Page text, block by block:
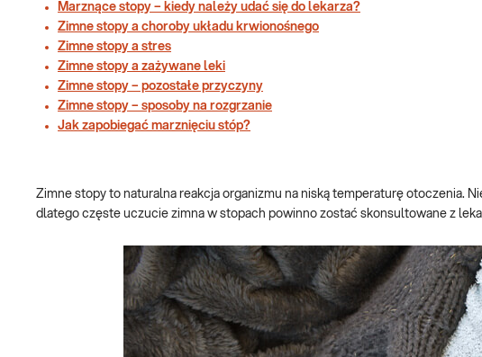
Marznące stopy – kiedy należy udać się do lekarza?
Zimne stopy a choroby układu krwionośnego
Zimne stopy a stres
Zimne stopy a zażywane leki
Zimne stopy – pozostałe przyczyny
Zimne stopy – sposoby na rozgrzanie
Jak zapobiegać marznięciu stóp?
Zimne stopy to naturalna reakcja organizmu na niską temperaturę otoczenia.
dlatego częste uczucie zimna w stopach powinno zostać skonsultowane z